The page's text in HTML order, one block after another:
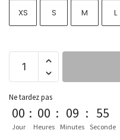
XS S M L
Ne tardez pas
00
Jour
: 00
Heures
: 09
Minutes
: 53
Seconde